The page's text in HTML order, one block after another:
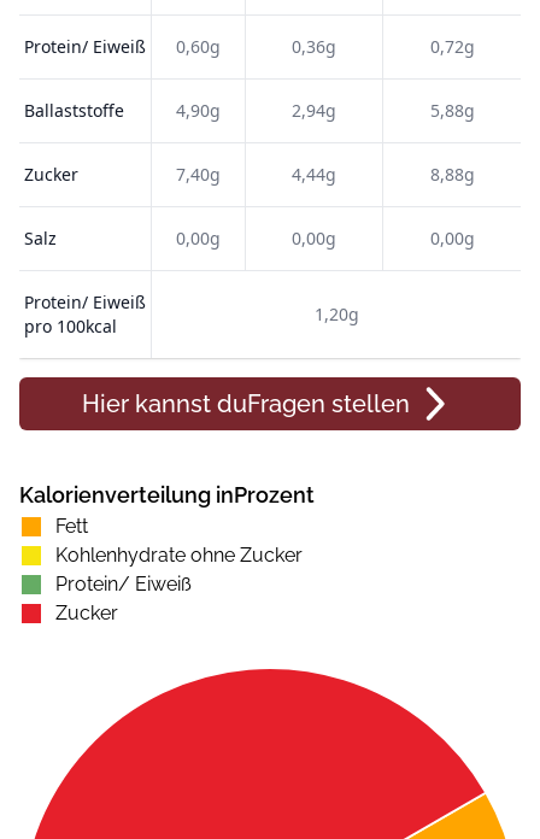
Protein/ Eiweiß 0,60g 0,36g 0,72g
Ballaststoffe 4,90g 2,94g 5,88g
Zucker 7,40g 4,44g 8,88g
Salz 0,00g 0,00g 0,00g
Protein/ Eiweiß
pro 100kcal
1,20g
Hier kannst duFragen stellen
Kalorienverteilung inProzent
Fett
Kohlenhydrate ohne Zucker
Protein/ Eiweiß
Zucker